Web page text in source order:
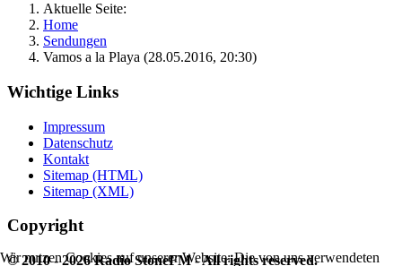
Aktuelle Seite:
Home
Sendungen
Vamos a la Playa (28.05.2016, 20:30)
Wichtige Links
Impressum
Datenschutz
Kontakt
Sitemap (HTML)
Sitemap (XML)
Copyright
© 2010 - 2026 Radio StoneFM - All rights reserved.
Wir nutzen Cookies auf unserer Website: Die von uns verwendeten